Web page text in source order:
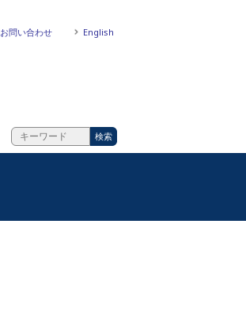
お問い合わせ English